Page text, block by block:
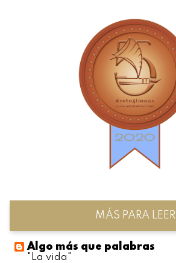
MÁS PARA LEER
Algo más que palabras
"La vida"